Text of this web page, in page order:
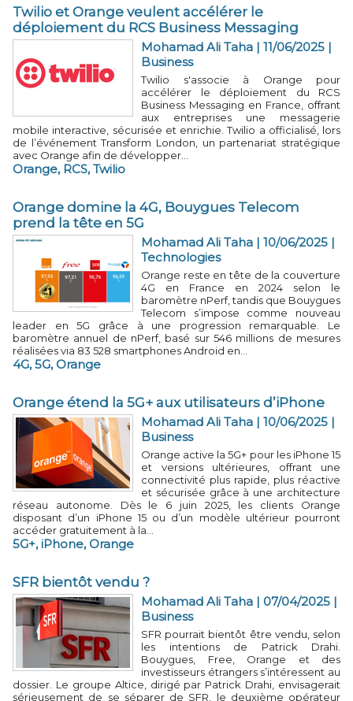
Twilio et Orange veulent accélérer le
déploiement du RCS Business Messaging
Mohamad Ali Taha | 11/06/2025 |
Business
Twilio s'associe à Orange pour
accélérer le déploiement du RCS
Business Messaging en France, offrant
aux entreprises une messagerie
mobile interactive, sécurisée et enrichie. Twilio a officialisé, lors
de l’événement Transform London, un partenariat stratégique
avec Orange afin de développer...
Orange, RCS,Twilio
Orange domine la 4G, Bouygues Telecom
prend la tête en 5G
Mohamad Ali Taha | 10/06/2025 |
Technologies
Orange reste en tête de la couverture
4G en France en 2024 selon le
baromètre nPerf, tandis que Bouygues
Telecom s’impose comme nouveau
leader en 5G grâce à une progression remarquable. Le
baromètre annuel de nPerf, basé sur 546 millions de mesures
réalisées via 83 528 smartphones Android en...
4G,5G, Orange
Orange étend la 5G+ aux utilisateurs d’iPhone
Mohamad Ali Taha | 10/06/2025 |
Business
Orange active la 5G+ pour les iPhone 15
et versions ultérieures, offrant une
connectivité plus rapide, plus réactive
et sécurisée grâce à une architecture
réseau autonome. Dès le 6 juin 2025, les clients Orange
disposant d’un iPhone 15 ou d’un modèle ultérieur pourront
accéder gratuitement à la...
5G+,iPhone, Orange
SFR bientôt vendu ?
Mohamad Ali Taha | 07/04/2025 |
Business
SFR pourrait bientôt être vendu, selon
les intentions de Patrick Drahi.
Bouygues, Free, Orange et des
investisseurs étrangers s’intéressent au
dossier. Le groupe Altice, dirigé par Patrick Drahi, envisagerait
sérieusement de se séparer de SFR, le deuxième opérateur